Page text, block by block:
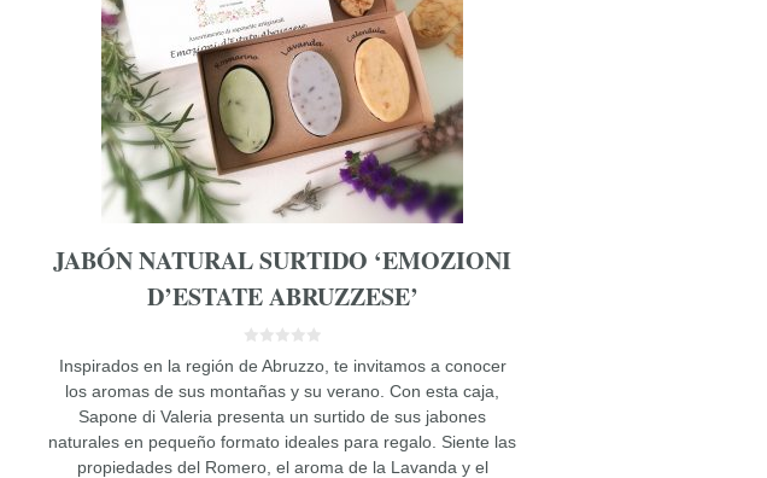
JABÓN NATURAL SURTIDO ‘EMOZIONI
D’ESTATE ABRUZZESE’
d
e
5
Inspirados en la región de Abruzzo, te invitamos a conocer
los aromas de sus montañas y su verano. Con esta caja,
Sapone di Valeria presenta un surtido de sus jabones
naturales en pequeño formato ideales para regalo. Siente las
propiedades del Romero, el aroma de la Lavanda y el